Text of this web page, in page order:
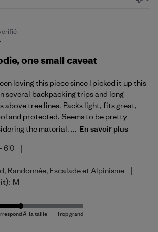
one small caveat
loving this piece since I picked it up this
several backpacking trips and long
above tree lines. Packs light, fits great,
and protected. Seems to be pretty
the material. ... En savoir plus
6'0 |
Randonnée, Escalade et Alpinisme
|
M